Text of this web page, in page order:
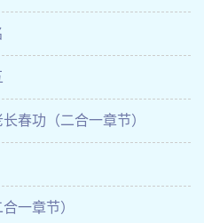
春功（二合一章节）
一章节）